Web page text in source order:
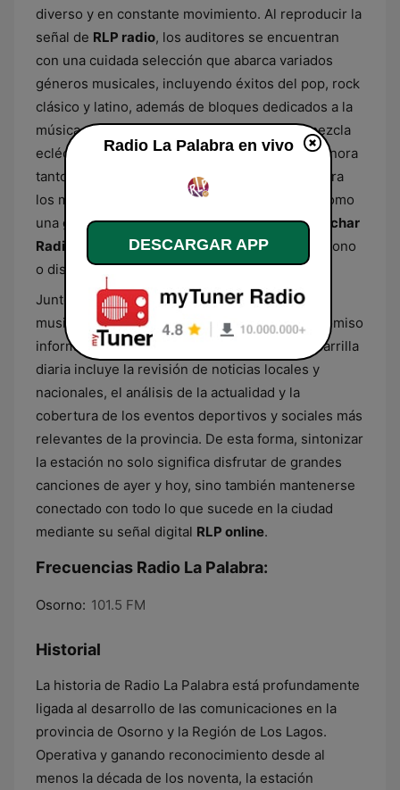
diverso y en constante movimiento. Al reproducir la
señal de RLP radio, los auditores se encuentran
con una cuidada selección que abarca variados
géneros musicales, incluyendo éxitos del pop, rock
clásico y latino, además de bloques dedicados a la
música electrónica y ritmos bailables. Esta mezcla
ecléctica garantiza una excelente compañía sonora
tanto para acompañar el trabajo diario como para
los momentos de descanso, consolidándose como
una gran alternativa para quienes buscanescuchar
Radio La Palabra en vivodesde cualquier teléfono
o dispositivo de escritorio.
Junto con su destacada propuesta puramente
musical, la emisora mantiene un fuerte compromiso
informativo con su comunidad de origen. La parrilla
diaria incluye la revisión de noticias locales y
nacionales, el análisis de la actualidad y la
cobertura de los eventos deportivos y sociales más
relevantes de la provincia. De esta forma, sintonizar
la estación no solo significa disfrutar de grandes
canciones de ayer y hoy, sino también mantenerse
conectado con todo lo que sucede en la ciudad
mediante su señal digital RLP online.
Frecuencias Radio La Palabra:
Osorno: 101.5 FM
Historial
La historia de Radio La Palabra está profundamente
ligada al desarrollo de las comunicaciones en la
provincia de Osorno y la Región de Los Lagos.
Operativa y ganando reconocimiento desde al
menos la década de los noventa, la estación
Radio La Palabra en vivo
DESCARGAR APP